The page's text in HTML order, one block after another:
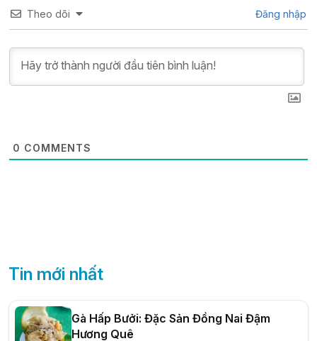
Theo dõi Đăng nhập
0 COMMENTS
Tin mới nhất
Gà Hấp Bưởi: Đặc Sản Đồng Nai Đậm
Hương Quê